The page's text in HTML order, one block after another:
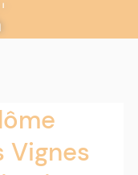
|
Vignes